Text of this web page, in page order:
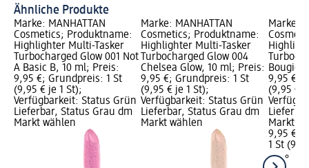
Ähnliche Produkte
Marke: MANHATTAN
Cosmetics; Produktname:
Highlighter Multi-Tasker
Turbocharged Glow 001 Not
A Basic B, 10 ml; Preis:
9,95 €; Grundpreis: 1 St
(9,95 € je 1 St);
Verfügbarkeit: Status Grün
Lieferbar, Status Grau dm
Markt wählen
Marke: MANHATTAN
Cosmetics; Produktname:
Highlighter Multi-Tasker
Turbocharged Glow 004
Chelsea Glow, 10 ml; Preis:
9,95 €; Grundpreis: 1 St
(9,95 € je 1 St);
Verfügbarkeit: Status Grün
Lieferbar, Status Grau dm
Markt wählen
Marke:
Bougie
9,95 €;
(9,95 €
Markt
9,95 €
1 St